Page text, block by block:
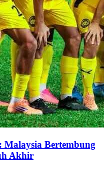
Bertembung
Akhir